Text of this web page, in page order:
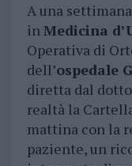
A una
inMedicina
Operativa di
dell’ospedale
diretta dal
realtà la
mattina con la
paziente, un